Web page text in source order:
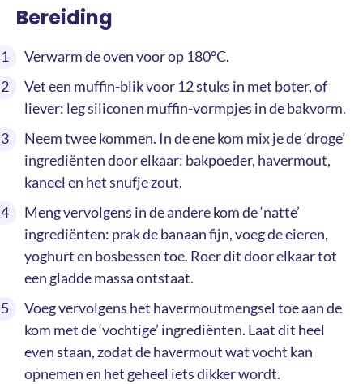
Bereiding
Verwarm de oven voor op 180°C.
Vet een muffin-blik voor 12 stuks in met boter, of
liever: leg siliconen muffin-vormpjes in de bakvorm.
Neem twee kommen. In de ene kom mix je de ‘droge’
ingrediënten door elkaar: bakpoeder, havermout,
kaneel en het snufje zout.
Meng vervolgens in de andere kom de ‘natte’
ingrediënten: prak de banaan fijn, voeg de eieren,
yoghurt en bosbessen toe. Roer dit door elkaar tot
een gladde massa ontstaat.
Voeg vervolgens het havermoutmengsel toe aan de
kom met de ‘vochtige’ ingrediënten. Laat dit heel
even staan, zodat de havermout wat vocht kan
opnemen en het geheel iets dikker wordt.